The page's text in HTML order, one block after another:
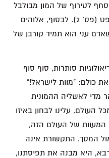
לטירוף של המון מבולבל
מבחינה מוסרית, שמא נעוות משפט (פס' 2). לבסוף, אלוהים
עני הוא תמיד קורבן של
סותרות, סוף סוף
כולם: "מוות לישראל!"
מדי לאשליה ההמונית
העולם, עלינו לבחון באיזו
המעוות של העולם הזה,
המסך. התקשורת אינה
היא מבנה את תפיסתנו,